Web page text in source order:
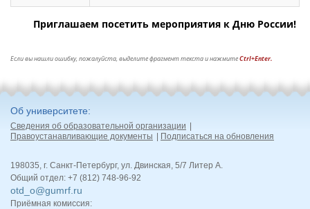
Приглашаем посетить мероприятия к Дню России!
Если вы нашли ошибку, пожалуйста, выделите фрагмент текста и нажмитеCtrl+Enter.
Об университете
Сведения об образовательной организации
Правоустанавливающие документы
Подписаться на обновления
198035, г. Санкт-Петербург, ул. Двинская, 5/7 Литер А.
Общий отдел: +7 (812) 748-96-92
otd_o@gumrf.ru
Приёмная комиссия: